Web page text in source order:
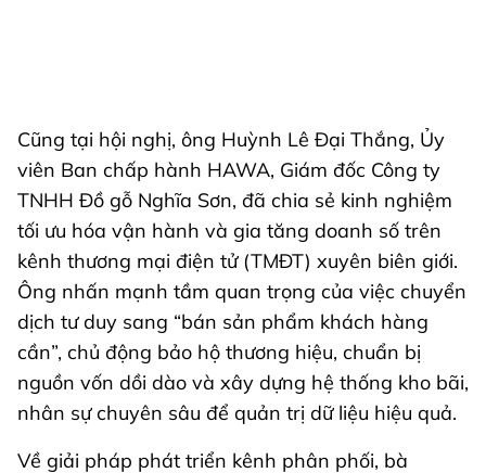
Cũng tại hội nghị, ông Huỳnh Lê Đại Thắng, Ủy
viên Ban chấp hành HAWA, Giám đốc Công ty
TNHH Đồ gỗ Nghĩa Sơn, đã chia sẻ kinh nghiệm
tối ưu hóa vận hành và gia tăng doanh số trên
kênh thương mại điện tử (TMĐT) xuyên biên giới.
Ông nhấn mạnh tầm quan trọng của việc chuyển
dịch tư duy sang “bán sản phẩm khách hàng
cần”, chủ động bảo hộ thương hiệu, chuẩn bị
nguồn vốn dồi dào và xây dựng hệ thống kho bãi,
nhân sự chuyên sâu để quản trị dữ liệu hiệu quả.
Về giải pháp phát triển kênh phân phối, bà